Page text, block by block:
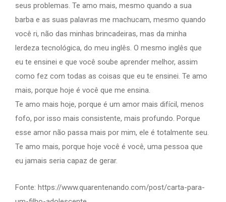
seus problemas. Te amo mais, mesmo quando a sua
barba e as suas palavras me machucam, mesmo quando
você ri, não das minhas brincadeiras, mas da minha
lerdeza tecnológica, do meu inglês. O mesmo inglês que
eu te ensinei e que você soube aprender melhor, assim
como fez com todas as coisas que eu te ensinei. Te amo
mais, porque hoje é você que me ensina.
Te amo mais hoje, porque é um amor mais difícil, menos
fofo, por isso mais consistente, mais profundo. Porque
esse amor não passa mais por mim, ele é totalmente seu.
Te amo mais, porque hoje você é você, uma pessoa que
eu jamais seria capaz de gerar.
Fonte: https://www.quarentenando.com/post/carta-para-